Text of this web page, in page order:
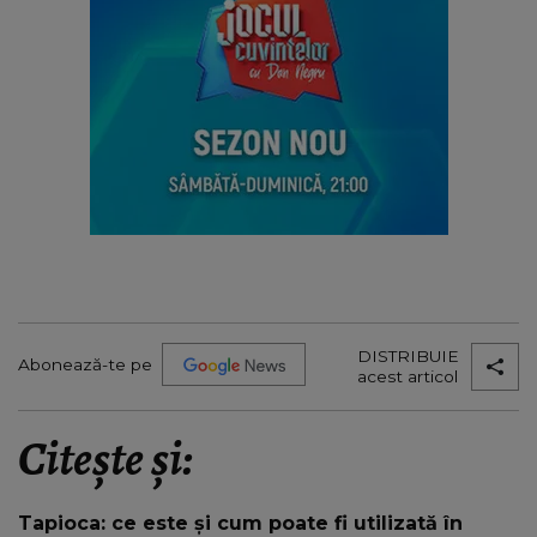
Abonează-te pe
DISTRIBUIE
acest articol
Citește și:
Tapioca: ce este și cum poate fi utilizată în